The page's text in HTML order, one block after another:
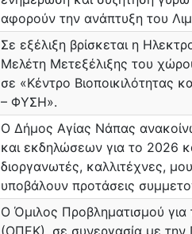
αφορούν την ανάπτυξη του
Σε εξέλιξη βρίσκεται η
Μελέτη Μετεξέλιξης του
σε «Κέντρο Βιοποικιλότητας
– ΦΥΣΗ».
Ο Δήμος Αγίας Νάπας
και εκδηλώσεων για το 2026
διοργανωτές, καλλιτέχνες,
υποβάλουν προτάσεις
O Όμιλος Προβληματισμού
(ΟΠΕΚ), σε συνεργασία με την